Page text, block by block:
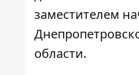
заместителем
области.